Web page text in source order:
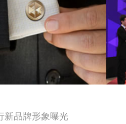
新品牌形象曝光